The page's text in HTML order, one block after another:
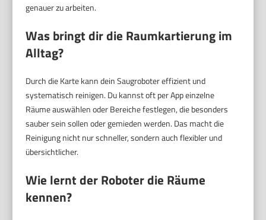
genauer zu arbeiten.
Was bringt dir die Raumkartierung im
Alltag?
Durch die Karte kann dein Saugroboter effizient und
systematisch reinigen. Du kannst oft per App einzelne
Räume auswählen oder Bereiche festlegen, die besonders
sauber sein sollen oder gemieden werden. Das macht die
Reinigung nicht nur schneller, sondern auch flexibler und
übersichtlicher.
Wie lernt der Roboter die Räume
kennen?